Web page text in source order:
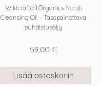
Wildcrafted Organics Neroli
Cleansing Oil – Tasapainottava
puhdistusöljy
59,00 €
Lisää ostoskoriin